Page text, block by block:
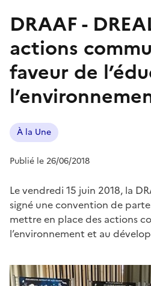
DRAAF -
actions
faveur de
À la Une
Publié le 26/06/2018
Le vendredi 15 juin 2018, la
signé une convention de
mettre en place des actions
l’environnement et au